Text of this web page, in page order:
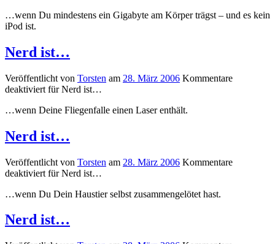
…wenn Du mindestens ein Gigabyte am Körper trägst – und es kein
iPod ist.
Nerd ist…
Veröffentlicht von Torsten am 28. März 2006 Kommentare
deaktiviert für Nerd ist…
…wenn Deine Fliegenfalle einen Laser enthält.
Nerd ist…
Veröffentlicht von Torsten am 28. März 2006 Kommentare
deaktiviert für Nerd ist…
…wenn Du Dein Haustier selbst zusammengelötet hast.
Nerd ist…